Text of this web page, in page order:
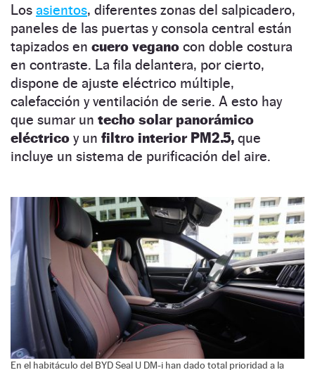
Los asientos, diferentes zonas del salpicadero,
paneles de las puertas y consola central están
tapizados en cuero vegano con doble costura
en contraste. La fila delantera, por cierto,
dispone de ajuste eléctrico múltiple,
calefacción y ventilación de serie. A esto hay
que sumar un techo solar panorámico
eléctrico y un filtro interior PM2.5, que
incluye un sistema de purificación del aire.
En el habitáculo del BYD Seal U DM-i han dado total prioridad a la